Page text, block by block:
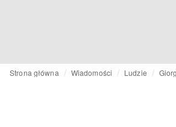
Strona główna Wiadomości Ludzie